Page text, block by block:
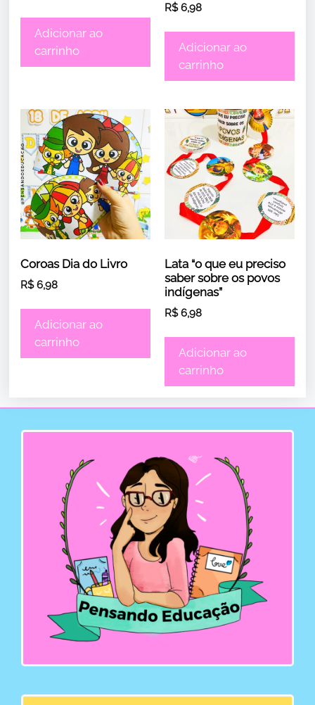
Adicionar ao
carrinho
R$6,98
Adicionar ao
carrinho
Coroas Dia do Livro
R$6,98
Adicionar ao
carrinho
Lata “o que eu preciso
saber sobre os povos
indígenas”
R$6,98
Adicionar ao
carrinho